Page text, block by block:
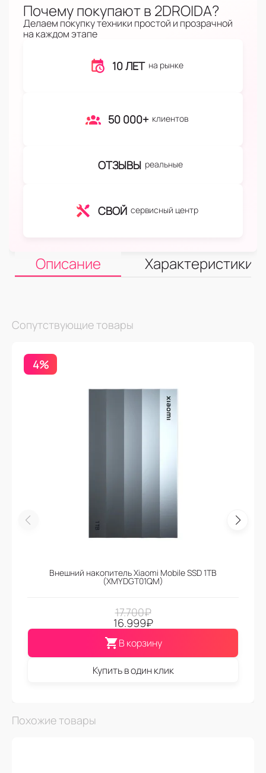
Почему покупают в 2DROIDA?
Делаем покупку техники простой и прозрачной
на каждом этапе
10 ЛЕТ на рынке
50 000+ клиентов
ОТЗЫВЫ реальные
СВОЙ сервисный центр
Описание Характеристики
Сопутствующие товары
4%
Внешний накопитель Xiaomi Mobile SSD 1TB
(XMYDGT01QM)
17.700₽
16.999₽
В корзину
Купить в один клик
Похожие товары